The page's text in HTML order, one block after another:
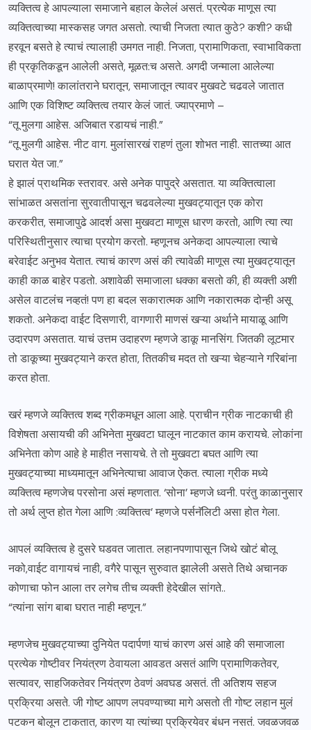
व्यक्तित्व हे आपल्याला समाजाने बहाल केलेलं असतं. प्रत्येक माणूस त्या
व्यक्तित्वाच्या मास्कसह जगत असतो. त्याची निजता त्यात कुठे? कशी? कधी
हरवून बसते हे त्याचं त्यालाही उमगत नाही. निजता, प्रामाणिकता, स्वाभाविकता
ही प्रकृतिकडून आलेली असते, मूळत:च असते. अगदी जन्माला आलेल्या
बाळाप्रमाणे! कालांतराने घरातून, समाजातून त्यावर मुखवटे चढवले जातात
आणि एक विशिष्ट व्यक्तित्व तयार केलं जातं. ज्याप्रमाणे –
“तू मुलगा आहेस. अजिबात रडायचं नाही.”
“तू मुलगी आहेस. नीट वाग. मुलांसारखं राहणं तुला शोभत नाही. सातच्या आत
घरात येत जा.”
हे झालं प्राथमिक स्तरावर. असे अनेक पापुद्रे असतात. या व्यक्तित्वाला
सांभाळत असतांना सुरवातीपासून चढवलेल्या मुखवट्यातून एक कोरा
करकरीत, समाजापुढे आदर्श असा मुखवटा माणूस धारण करतो, आणि त्या त्या
परिस्थितीनुसार त्याचा प्रयोग करतो. म्हणूनच अनेकदा आपल्याला त्याचे
बरेवाईट अनुभव येतात. त्याचं कारण असं की त्यावेळी माणूस त्या मुखवट्यातून
काही काळ बाहेर पडतो. अशावेळी समाजाला धक्का बसतो की, ही व्यक्ती अशी
असेल वाटलंच नव्हतं! पण हा बदल सकारात्मक आणि नकारात्मक दोन्ही असू
शकतो. अनेकदा वाईट दिसणारी, वागणारी माणसं खऱ्या अर्थाने मायाळू आणि
उदारपण असतात. याचं उत्तम उदाहरण म्हणजे डाकू मानसिंग. जितकी लूटमार
तो डाकूच्या मुखवट्याने करत होता, तितकीच मदत तो खऱ्या चेहऱ्याने गरिबांना
करत होता.
खरं म्हणजे व्यक्तित्व शब्द ग्रीकमधून आला आहे. प्राचीन ग्रीक नाटकाची ही
विशेषता असायची की अभिनेता मुखवटा घालून नाटकात काम करायचे. लोकांना
अभिनेता कोण आहे हे माहीत नसायचे. ते तो मुखवटा बघत आणि त्या
मुखवट्याच्या माध्यमातून अभिनेत्याचा आवाज ऐकत. त्याला ग्रीक मध्ये
व्यक्तित्व म्हणजेच परसोना असं म्हणतात. ‘सोना’ म्हणजे ध्वनी. परंतु काळानुसार
तो अर्थ लुप्त होत गेला आणि :व्यक्तित्व’ म्हणजे पर्सनॅलिटी असा होत गेला.
आपलं व्यक्तित्व हे दुसरे घडवत जातात. लहानपणापासून जिथे खोटं बोलू
नको,वाईट वागायचं नाही, वगैरे पासून सुरुवात झालेली असते तिथे अचानक
कोणाचा फोन आला तर लगेच तीच व्यक्ती हेदेखील सांगते..
“त्यांना सांग बाबा घरात नाही म्हणून.”
म्हणजेच मुखवट्याच्या दुनियेत पदार्पण! याचं कारण असं आहे की समाजाला
प्रत्येक गोष्टीवर नियंत्रण ठेवायला आवडत असतं आणि प्रामाणिकतेवर,
सत्यावर, साहजिकतेवर नियंत्रण ठेवणं अवघड असतं. ती अतिशय सहज
प्रक्रिया असते. जी गोष्ट आपण लपवण्याच्या मागे असतो ती गोष्ट लहान मुलं
पटकन बोलून टाकतात, कारण या त्यांच्या प्रक्रियेवर बंधन नसतं. जवळजवळ